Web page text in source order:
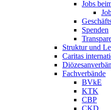
Jobs
Spenden
Struktur und
Caritas
Fachverbände
BVkE
KTK
CBP